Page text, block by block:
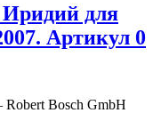
Иридий для
Артикул 0
Bosch GmbH